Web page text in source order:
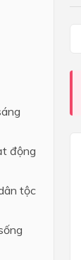
động
tộc